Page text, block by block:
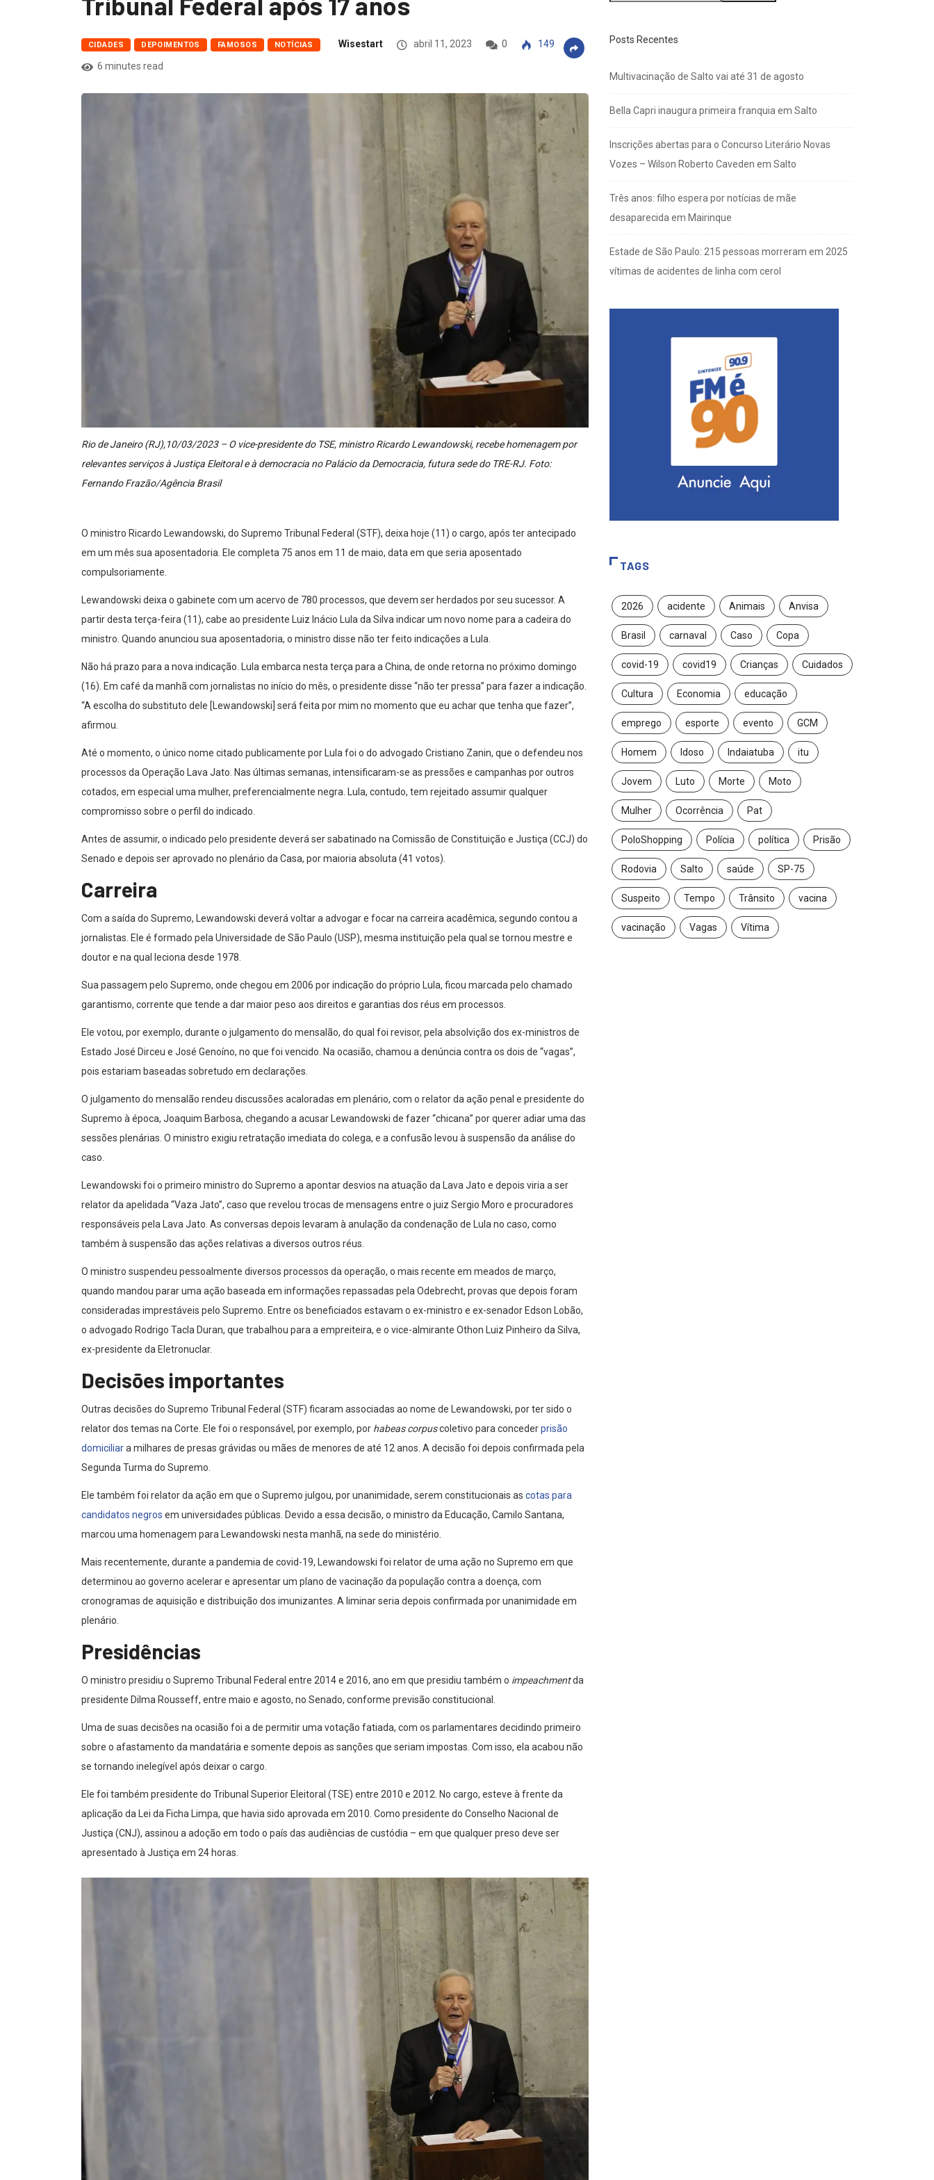
CIDADES DEPOIMENTOS FAMOSOS NOTÍCIAS Wisestart abril 11, 2023 0
149
6 minutes read
Rio de Janeiro (RJ),10/03/2023 – O vice-presidente do TSE, ministro Ricardo Lewandowski, recebe homenagem por
relevantes serviços à Justiça Eleitoral e à democracia no Palácio da Democracia, futura sede do TRE-RJ. Foto:
Fernando Frazão/Agência Brasil
O ministro Ricardo Lewandowski, do Supremo Tribunal Federal (STF), deixa hoje (11) o cargo, após ter antecipado
em um mês sua aposentadoria. Ele completa 75 anos em 11 de maio, data em que seria aposentado
compulsoriamente.
Lewandowski deixa o gabinete com um acervo de 780 processos, que devem ser herdados por seu sucessor. A
partir desta terça-feira (11), cabe ao presidente Luiz Inácio Lula da Silva indicar um novo nome para a cadeira do
ministro. Quando anunciou sua aposentadoria, o ministro disse não ter feito indicações a Lula.
Não há prazo para a nova indicação. Lula embarca nesta terça para a China, de onde retorna no próximo domingo
(16). Em café da manhã com jornalistas no início do mês, o presidente disse “não ter pressa” para fazer a indicação.
“A escolha do substituto dele [Lewandowski] será feita por mim no momento que eu achar que tenha que fazer”,
afirmou.
Até o momento, o único nome citado publicamente por Lula foi o do advogado Cristiano Zanin, que o defendeu nos
processos da Operação Lava Jato. Nas últimas semanas, intensificaram-se as pressões e campanhas por outros
cotados, em especial uma mulher, preferencialmente negra. Lula, contudo, tem rejeitado assumir qualquer
compromisso sobre o perfil do indicado.
Antes de assumir, o indicado pelo presidente deverá ser sabatinado na Comissão de Constituição e Justiça (CCJ) do
Senado e depois ser aprovado no plenário da Casa, por maioria absoluta (41 votos).
Carreira
Com a saída do Supremo, Lewandowski deverá voltar a advogar e focar na carreira acadêmica, segundo contou a
jornalistas. Ele é formado pela Universidade de São Paulo (USP), mesma instituição pela qual se tornou mestre e
doutor e na qual leciona desde 1978.
Sua passagem pelo Supremo, onde chegou em 2006 por indicação do próprio Lula, ficou marcada pelo chamado
garantismo, corrente que tende a dar maior peso aos direitos e garantias dos réus em processos.
Ele votou, por exemplo, durante o julgamento do mensalão, do qual foi revisor, pela absolvição dos ex-ministros de
Estado José Dirceu e José Genoíno, no que foi vencido. Na ocasião, chamou a denúncia contra os dois de “vagas”,
pois estariam baseadas sobretudo em declarações.
O julgamento do mensalão rendeu discussões acaloradas em plenário, com o relator da ação penal e presidente do
Supremo à época, Joaquim Barbosa, chegando a acusar Lewandowski de fazer “chicana” por querer adiar uma das
sessões plenárias. O ministro exigiu retratação imediata do colega, e a confusão levou à suspensão da análise do
caso.
Lewandowski foi o primeiro ministro do Supremo a apontar desvios na atuação da Lava Jato e depois viria a ser
relator da apelidada “Vaza Jato”, caso que revelou trocas de mensagens entre o juiz Sergio Moro e procuradores
responsáveis pela Lava Jato. As conversas depois levaram à anulação da condenação de Lula no caso, como
também à suspensão das ações relativas a diversos outros réus.
O ministro suspendeu pessoalmente diversos processos da operação, o mais recente em meados de março,
quando mandou parar uma ação baseada em informações repassadas pela Odebrecht, provas que depois foram
consideradas imprestáveis pelo Supremo. Entre os beneficiados estavam o ex-ministro e ex-senador Edson Lobão,
o advogado Rodrigo Tacla Duran, que trabalhou para a empreiteira, e o vice-almirante Othon Luiz Pinheiro da Silva,
ex-presidente da Eletronuclar.
Decisões importantes
Outras decisões do Supremo Tribunal Federal (STF) ficaram associadas ao nome de Lewandowski, por ter sido o
relator dos temas na Corte. Ele foi o responsável, por exemplo, por habeas corpuscoletivo para concederprisão
domiciliara milhares de presas grávidas ou mães de menores de até 12 anos. A decisão foi depois confirmada pela
Segunda Turma do Supremo.
Ele também foi relator da ação em que o Supremo julgou, por unanimidade, serem constitucionais as cotas para
candidatos negros em universidades públicas. Devido a essa decisão, o ministro da Educação, Camilo Santana,
marcou uma homenagem para Lewandowski nesta manhã, na sede do ministério.
Mais recentemente, durante a pandemia de covid-19, Lewandowski foi relator de uma ação no Supremo em que
determinou ao governo acelerar e apresentar um plano de vacinação da população contra a doença, com
cronogramas de aquisição e distribuição dos imunizantes. A liminar seria depois confirmada por unanimidade em
plenário.
Presidências
O ministro presidiu o Supremo Tribunal Federal entre 2014 e 2016, ano em que presidiu também o impeachmentda
presidente Dilma Rousseff, entre maio e agosto, no Senado, conforme previsão constitucional.
Uma de suas decisões na ocasião foi a de permitir uma votação fatiada, com os parlamentares decidindo primeiro
sobre o afastamento da mandatária e somente depois as sanções que seriam impostas. Com isso, ela acabou não
se tornando inelegível após deixar o cargo.
Ele foi também presidente do Tribunal Superior Eleitoral (TSE) entre 2010 e 2012. No cargo, esteve à frente da
aplicação da Lei da Ficha Limpa, que havia sido aprovada em 2010. Como presidente do Conselho Nacional de
Justiça (CNJ), assinou a adoção em todo o país das audiências de custódia – em que qualquer preso deve ser
apresentado à Justiça em 24 horas.
Posts Recentes
Multivacinação de Salto vai até 31 de agosto
Bella Capri inaugura primeira franquia em Salto
Inscrições abertas para o Concurso Literário Novas
Vozes – Wilson Roberto Caveden em Salto
Três anos: filho espera por notícias de mãe
desaparecida em Mairinque
Estade de São Paulo: 215 pessoas morreram em 2025
vítimas de acidentes de linha com cerol
TAGS
2026 acidente Animais Anvisa
Brasil carnaval Caso Copa
covid-19 covid19 Crianças Cuidados
Cultura Economia educação
emprego esporte evento GCM
Homem Idoso Indaiatuba itu
Jovem Luto Morte Moto
Mulher Ocorrência Pat
PoloShopping Polícia política Prisão
Rodovia Salto saúde SP-75
Suspeito Tempo Trânsito vacina
vacinação Vagas Vítima